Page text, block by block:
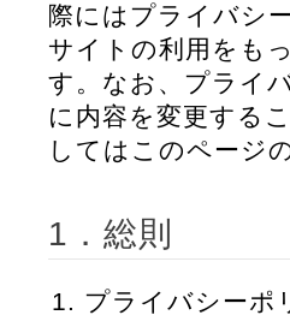
際にはプライバシ
サイトの利用をも
す。なお、プライ
に内容を変更する
してはこのページ
1．総則
プライバシーポ